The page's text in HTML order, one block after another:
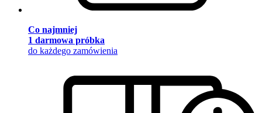
Co najmniej
1 darmowa próbka
do każdego zamówienia